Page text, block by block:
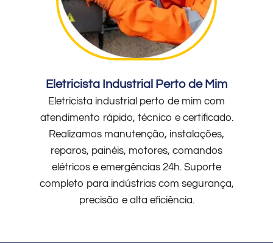
Eletricista Industrial Perto de Mim
Eletricista industrial perto de mim com
atendimento rápido, técnico e certificado.
Realizamos manutenção, instalações,
reparos, painéis, motores, comandos
elétricos e emergências 24h. Suporte
completo para indústrias com segurança,
precisão e alta eficiência.